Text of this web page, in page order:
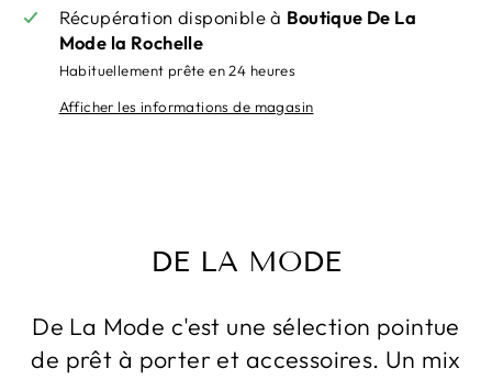
Récupération disponible à Boutique De La
Mode la Rochelle
Habituellement prête en 24 heures
Afficher les informations de magasin
DE LA MODE
De La Mode c'est une sélection pointue
de prêt à porter et accessoires. Un mix